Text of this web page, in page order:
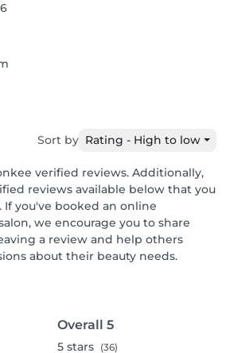
Sort by Rating - High to low
verified reviews. Additionally,
reviews available below that you
If you've booked an online
we encourage you to share
a review and help others
about their beauty needs.
Overall 5
5 stars (36)